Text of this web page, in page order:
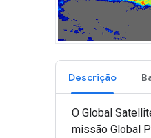
Descrição
O Global
missão Global